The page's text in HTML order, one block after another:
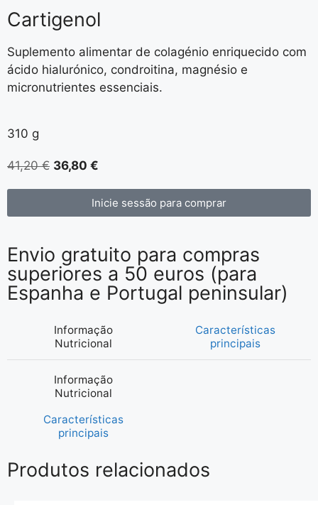
Cartigenol
Suplemento alimentar de colagénio enriquecido com
ácido hialurónico, condroitina, magnésio e
micronutrientes essenciais.
310 g
41,20€ 36,80 €
Inicie sessão para comprar
Envio gratuito para compras
superiores a 50 euros (para
Espanha e Portugal peninsular)
Informação
Nutricional
Características
principais
Informação
Nutricional
Características
principais
Produtos relacionados